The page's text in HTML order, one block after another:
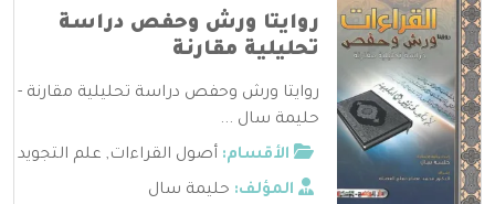
روايتا ورش وحفص دراسة
تحليلية مقارنة
روايتا ورش وحفص دراسة تحليلية مقارنة -
حليمة سال ...
الأقسام: أصول القراءات, علم التجويد
المؤلف: حليمة سال